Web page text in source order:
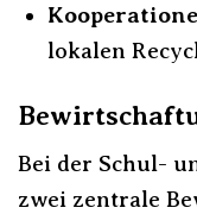
lokalen
Bei der Schul-
zwei zentrale